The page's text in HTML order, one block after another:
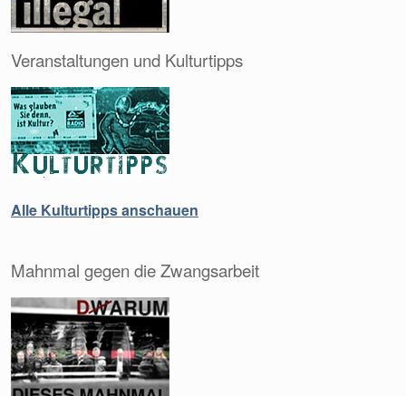
Veranstaltungen und Kulturtipps
Alle Kulturtipps anschauen
Mahnmal gegen die Zwangsarbeit